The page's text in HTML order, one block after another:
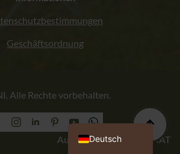
Geschäftsordnung
Alle Rechte vorbehalten.
Ausführung: PROFORMAT
Deutsch
Polski
English (UK)
Français
Italiano